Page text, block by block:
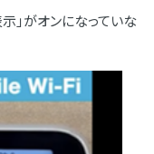
」がオンになっていな